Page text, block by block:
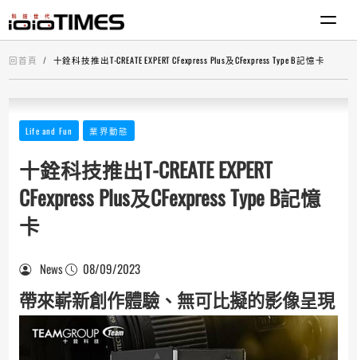
回首頁 十銓科技推出T-CREATE EXPERT CFexpress Plus及CFexpress Type B記憶卡
Life and Fun 業界動態
十銓科技推出T-CREATE EXPERT
CFexpress Plus及CFexpress Type B記憶
卡
News 08/09/2023
帶來嶄新創作體驗、無可比擬的影像呈現